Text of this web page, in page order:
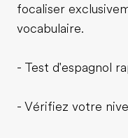
focaliser
vocabulaire.
- Test d'espagnol
- Vérifiez votre